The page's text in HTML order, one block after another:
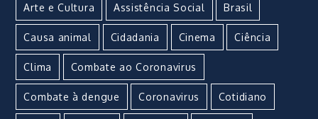
Arte e Cultura Assistência Social Brasil
Causa animal Cidadania Cinema Ciência
Clima Combate ao Coronavirus
Combate à dengue Coronavirus Cotidiano